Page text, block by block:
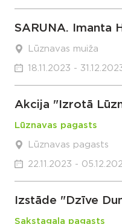
SARUNA. Imanta
Lūznavas muiža
18.11.2023 -
Akcija "Izrotā
Lūznavas pagasts
Lūznavas pagasts
22.11.2023 -
Izstāde "Dzīve
Sakstagala pagasts